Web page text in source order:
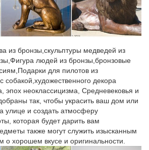
СувенирыСкульптуры собак
в чьем доме они стоят. Статуэтки
подарок.
скульптура Ломоносовского
Скульптура анималистическая.
ЛФЗ.Новости магазина. Символ
на аукционе Соберу.ру | Редкие…
статуэтка солдат Василий Теркин
фото 3 500 руб.Увеличить
"ГОНЧАЯ СОБАКА". РОЗЕНТАЛЬ.
из бронзы,скульптуры медведей из
людей из бронзы,бронзовые
для пилотов из
собакой,художественного декора
эпох неоклассицизма, Средневековья и
так, чтобы украсить ваш дом или
улице и создать атмосферу
которая будет дарить вам
также могут служить изысканным
о хорошем вкусе и оригинальности.